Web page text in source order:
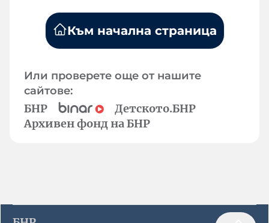
Към начална страница
Или проверете още от нашите
сайтове:
БНР
Детското.БНР
Архивен фонд на БНР